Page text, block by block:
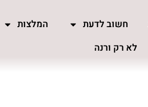
חשוב לדעת המלצות
לא רק ורנה